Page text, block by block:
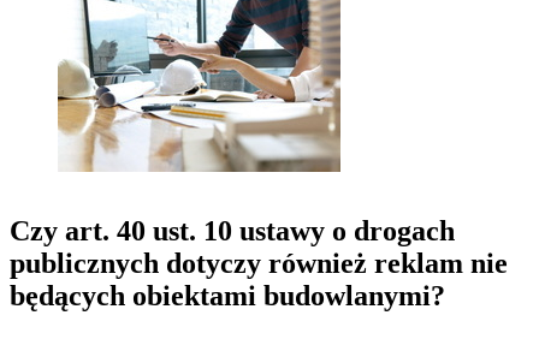
Czy art. 40 ust. 10 ustawy o drogach
publicznych dotyczy również reklam nie
będących obiektami budowlanymi?